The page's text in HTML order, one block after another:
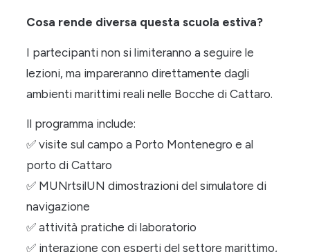
Cosa rende diversa questa scuola estiva?
I partecipanti non si limiteranno a seguire le
lezioni, ma impareranno direttamente dagli
ambienti marittimi reali nelle Bocche di Cattaro.
Il programma include:
✅ visite sul campo a Porto Montenegro e al
porto di Cattaro
✅ MUNrtsilUN dimostrazioni del simulatore di
navigazione
✅ attività pratiche di laboratorio
✅ interazione con esperti del settore marittimo,